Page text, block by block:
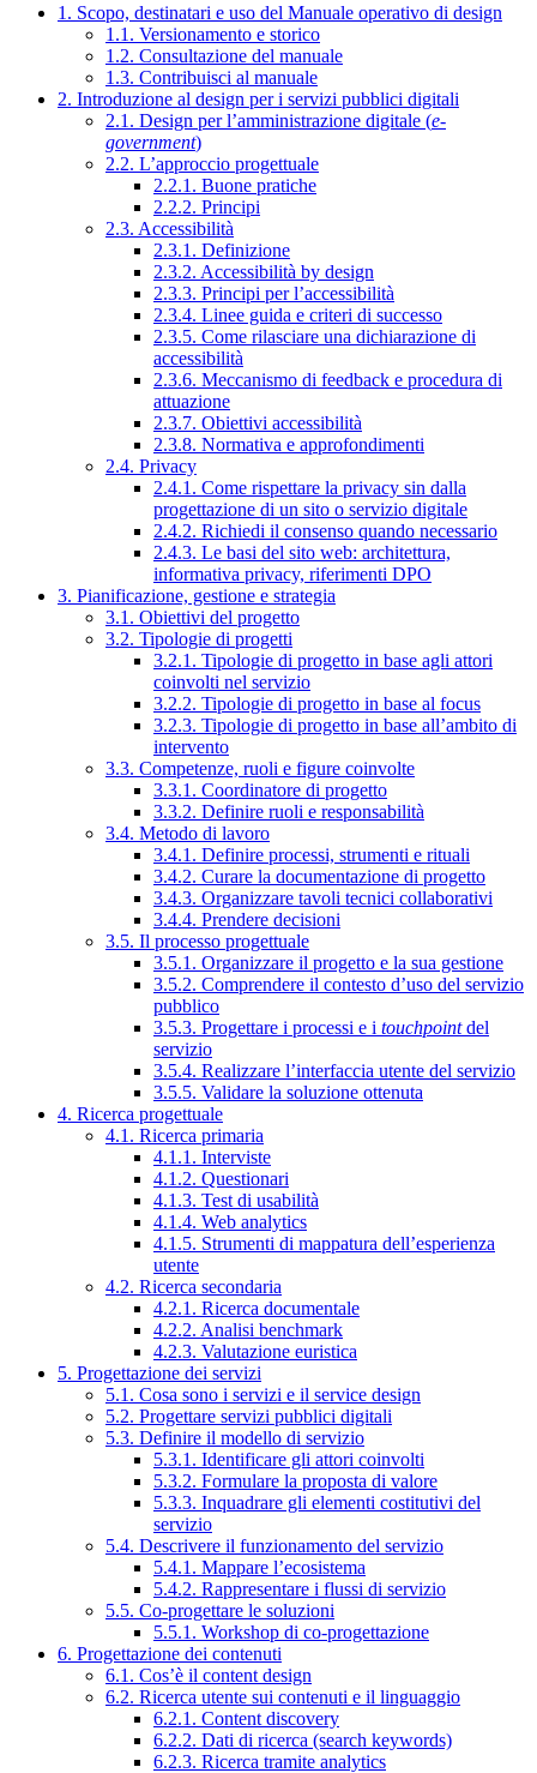
1. Scopo, destinatari e uso del Manuale operativo di design
1.1. Versionamento e storico
1.2. Consultazione del manuale
1.3. Contribuisci al manuale
2. Introduzione al design per i servizi pubblici digitali
2.1. Design per l’amministrazione digitale (e-
government)
2.2. L’approccio progettuale
2.2.1. Buone pratiche
2.2.2. Principi
2.3. Accessibilità
2.3.1. Definizione
2.3.2. Accessibilità by design
2.3.3. Principi per l’accessibilità
2.3.4. Linee guida e criteri di successo
2.3.5. Come rilasciare una dichiarazione di
accessibilità
2.3.6. Meccanismo di feedback e procedura di
attuazione
2.3.7. Obiettivi accessibilità
2.3.8. Normativa e approfondimenti
2.4. Privacy
2.4.1. Come rispettare la privacy sin dalla
progettazione di un sito o servizio digitale
2.4.2. Richiedi il consenso quando necessario
2.4.3. Le basi del sito web: architettura,
informativa privacy, riferimenti DPO
3. Pianificazione, gestione e strategia
3.1. Obiettivi del progetto
3.2. Tipologie di progetti
3.2.1. Tipologie di progetto in base agli attori
coinvolti nel servizio
3.2.2. Tipologie di progetto in base al focus
3.2.3. Tipologie di progetto in base all’ambito di
intervento
3.3. Competenze, ruoli e figure coinvolte
3.3.1. Coordinatore di progetto
3.3.2. Definire ruoli e responsabilità
3.4. Metodo di lavoro
3.4.1. Definire processi, strumenti e rituali
3.4.2. Curare la documentazione di progetto
3.4.3. Organizzare tavoli tecnici collaborativi
3.4.4. Prendere decisioni
3.5. Il processo progettuale
3.5.1. Organizzare il progetto e la sua gestione
3.5.2. Comprendere il contesto d’uso del servizio
pubblico
3.5.3. Progettare i processi e i touchpointdel
servizio
3.5.4. Realizzare l’interfaccia utente del servizio
3.5.5. Validare la soluzione ottenuta
4. Ricerca progettuale
4.1. Ricerca primaria
4.1.1. Interviste
4.1.2. Questionari
4.1.3. Test di usabilità
4.1.4. Web analytics
4.1.5. Strumenti di mappatura dell’esperienza
utente
4.2. Ricerca secondaria
4.2.1. Ricerca documentale
4.2.2. Analisi benchmark
4.2.3. Valutazione euristica
5. Progettazione dei servizi
5.1. Cosa sono i servizi e il service design
5.2. Progettare servizi pubblici digitali
5.3. Definire il modello di servizio
5.3.1. Identificare gli attori coinvolti
5.3.2. Formulare la proposta di valore
5.3.3. Inquadrare gli elementi costitutivi del
servizio
5.4. Descrivere il funzionamento del servizio
5.4.1. Mappare l’ecosistema
5.4.2. Rappresentare i flussi di servizio
5.5. Co-progettare le soluzioni
5.5.1. Workshop di co-progettazione
6. Progettazione dei contenuti
6.1. Cos’è il content design
6.2. Ricerca utente sui contenuti e il linguaggio
6.2.1. Content discovery
6.2.2. Dati di ricerca (search keywords)
6.2.3. Ricerca tramite analytics